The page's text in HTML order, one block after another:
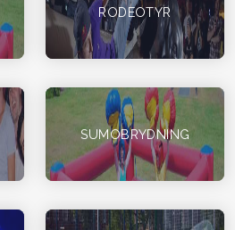
RODEOTYR
SUMOBRYDNING